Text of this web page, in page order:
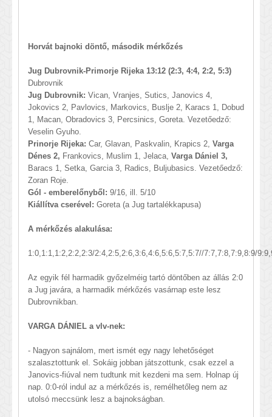
Horvát bajnoki döntő, második mérkőzés
Jug Dubrovnik-Primorje Rijeka 13:12 (2:3, 4:4, 2:2, 5:3)
Dubrovnik
Jug Dubrovnik: Vican, Vranjes, Sutics, Janovics 4,
Jokovics 2, Pavlovics, Markovics, Buslje 2, Karacs 1, Dobud
1, Macan, Obradovics 3, Percsinics, Goreta. Vezetőedző:
Veselin Gyuho.
Prinorje Rijeka: Car, Glavan, Paskvalin, Krapics 2, Varga
Dénes 2, Frankovics, Muslim 1, Jelaca, Varga Dániel 3,
Baracs 1, Setka, Garcia 3, Radics, Buljubasics. Vezetőedző:
Zoran Roje.
Gól - emberelőnyből: 9/16, ill. 5/10
Kiállítva cserével: Goreta (a Jug tartalékkapusa)
A mérkőzés alakulása:
1:0,1:1,1:2,2:2,2:3/2:4,2:5,2:6,3:6,4:6,5:6,5:7,5:7//7:7,7:8,7:9,8:9/
Az egyik fél harmadik győzelméig tartó döntőben az állás 2:0
a Jug javára, a harmadik mérkőzés vasárnap este lesz
Dubrovnikban.
VARGA DÁNIEL a vlv-nek:
- Nagyon sajnálom, mert ismét egy nagy lehetőséget
szalasztottunk el. Sokáig jobban játszottunk, csak ezzel a
Janovics-fiúval nem tudtunk mit kezdeni ma sem. Holnap új
nap. 0:0-ról indul az a mérkőzés is, remélhetőleg nem az
utolsó meccsünk lesz a bajnokságban.